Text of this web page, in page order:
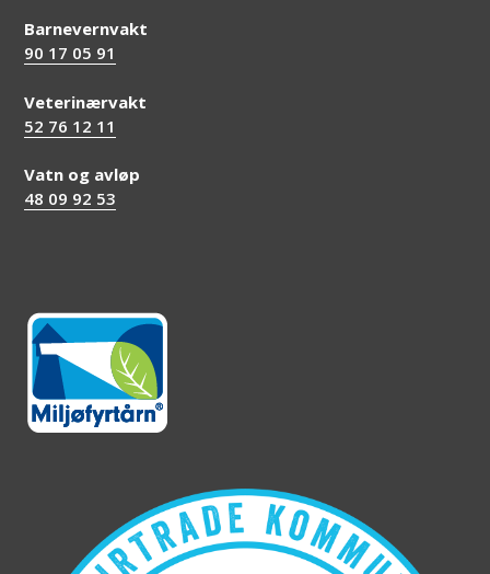
Barnevernvakt
90 17 05 91
Veterinærvakt
52 76 12 11
Vatn og avløp
48 09 92 53